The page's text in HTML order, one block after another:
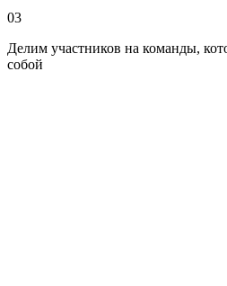
03
Делим участников на команды,
собой